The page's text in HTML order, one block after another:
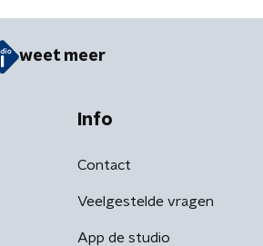
weet meer
Info
Contact
Veelgestelde vragen
App de studio